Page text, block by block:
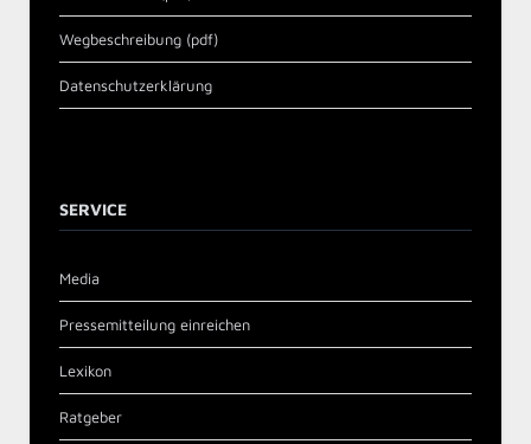
Wegbeschreibung (pdf)
Datenschutzerklärung
SERVICE
Media
Pressemitteilung einreichen
Lexikon
Ratgeber